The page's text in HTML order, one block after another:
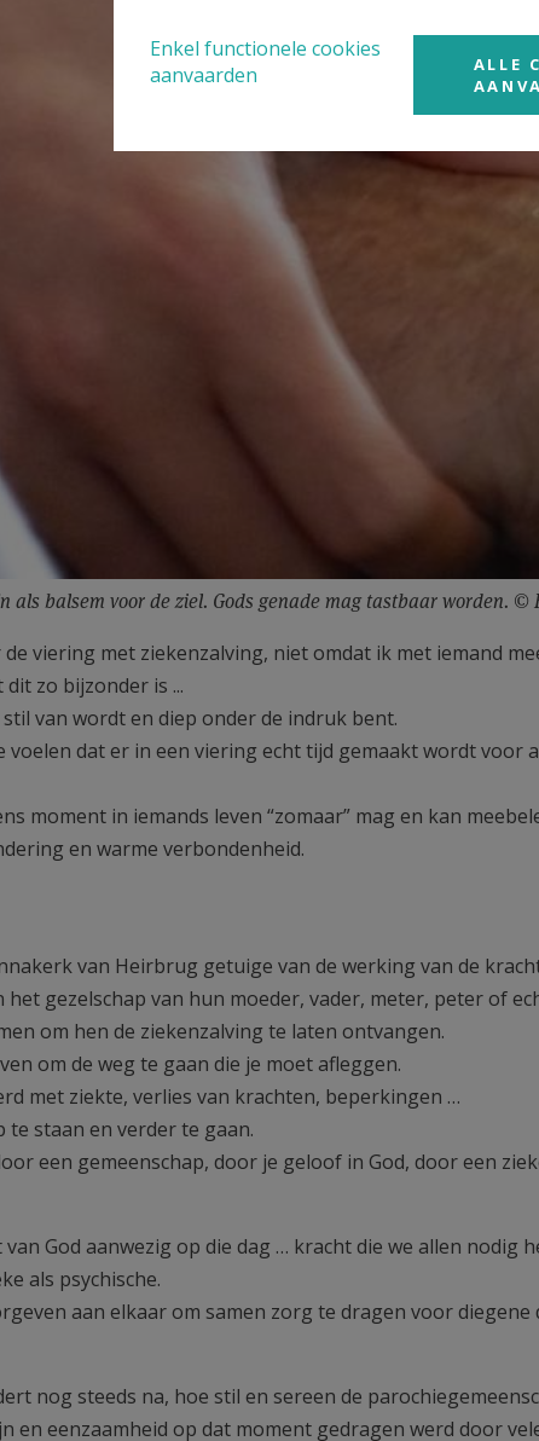
als balsem voor de ziel. Gods genade mag tastbaar worden. ©
viering met ziekenzalving, niet omdat ik met iemand
zo bijzonder is ...
van wordt en diep onder de indruk bent.
voelen dat er in een viering echt tijd gemaakt wordt voor
moment in iemands leven “zomaar” mag en kan
en warme verbondenheid.
van Heirbrug getuige van de werking van de
gezelschap van hun moeder, vader, meter, peter of
om hen de ziekenzalving te laten ontvangen.
om de weg te gaan die je moet afleggen.
met ziekte, verlies van krachten, beperkingen …
staan en verder te gaan.
een gemeenschap, door je geloof in God, door een
God aanwezig op die dag … kracht die we allen nodig
als psychische.
aan elkaar om samen zorg te dragen voor diegene
nog steeds na, hoe stil en sereen de
en eenzaamheid op dat moment gedragen werd door
Enkel functionele cookies
aanvaarden
ALLE